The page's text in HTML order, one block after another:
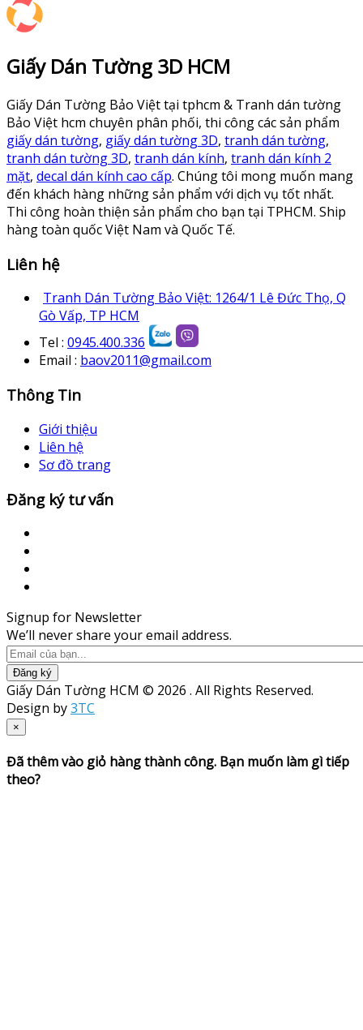
Giấy Dán Tường 3D HCM
Giấy Dán Tường Bảo Việt tại tphcm & Tranh dán tường
Bảo Việt hcm chuyên phân phối, thi công các sản phẩm
giấy dán tường, giấy dán tường 3D, tranh dán tường,
tranh dán tường 3D, tranh dán kính, tranh dán kính 2
mặt, decal dán kính cao cấp. Chúng tôi mong muốn mang
đến khách hàng những sản phẩm với dịch vụ tốt nhất.
Thi công hoàn thiện sản phẩm cho bạn tại TPHCM. Ship
hàng toàn quốc Việt Nam và Quốc Tế.
Liên hệ
Tranh Dán Tường Bảo Việt: 1264/1 Lê Đức Thọ, Q
Gò Vấp, TP HCM
Tel : 0945.400.336
Email : baov2011@gmail.com
Thông Tin
Giới thiệu
Liên hệ
Sơ đồ trang
Đăng ký tư vấn
Signup for Newsletter
We’ll never share your email address.
Đăng ký
Giấy Dán Tường HCM © 2026 . All Rights Reserved.
Design by3TC
×
Đã thêm vào giỏ hàng thành công. Bạn muốn làm gì tiếp
theo?